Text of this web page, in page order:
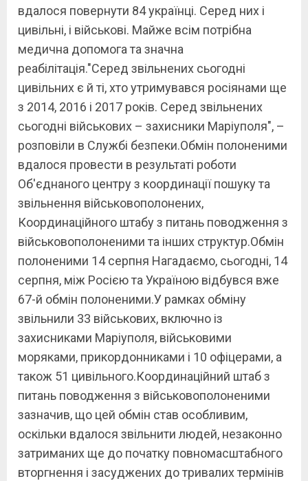
вдалося повернути 84 українці. Серед них і
цивільні, і військові. Майже всім потрібна
медична допомога та значна
реабілітація."Серед звільнених сьогодні
цивільних є й ті, хто утримувався росіянами ще
з 2014, 2016 і 2017 років. Серед звільнених
сьогодні військових – захисники Маріуполя", –
розповіли в Службі безпеки.Обмін полоненими
вдалося провести в результаті роботи
Об'єднаного центру з координації пошуку та
звільнення військовополонених,
Координаційного штабу з питань поводження з
військовополоненими та інших структур.Обмін
полоненими 14 серпня Нагадаємо, сьогодні, 14
серпня, між Росією та Україною відбувся вже
67-й обмін полоненими.У рамках обміну
звільнили 33 військових, включно із
захисниками Маріуполя, військовими
моряками, прикордонниками і 10 офіцерами, а
також 51 цивільного.Координаційний штаб з
питань поводження з військовополоненими
зазначив, що цей обмін став особливим,
оскільки вдалося звільнити людей, незаконно
затриманих ще до початку повномасштабного
вторгнення і засуджених до тривалих термінів